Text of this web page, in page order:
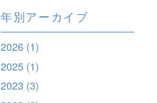
年別アーカイブ
2026 (1)
2025 (1)
2023 (3)